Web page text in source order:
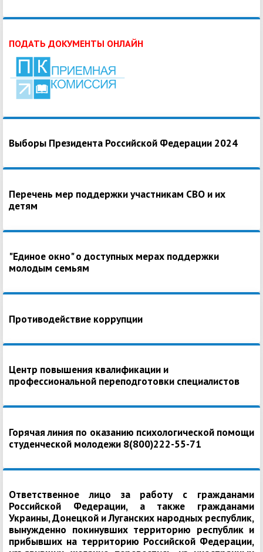
ПОДАТЬ ДОКУМЕНТЫ ОНЛАЙН
Выборы Президента Российской Федерации 2024
Перечень мер поддержки участникам СВО и их
детям
"Единое окно" о доступных мерах поддержки
молодым семьям
Противодействие коррупции
Центр повышения квалификации и
профессиональной переподготовки специалистов
Горячая линия по оказанию психологической помощи
студенческой молодежи 8(800)222-55-71
Ответственное лицо за работу с гражданами
Российской Федерации, а также гражданами
Украины, Донецкой и Луганских народных республик,
вынужденно покинувших территорию республик и
прибывших на территорию Российской Федерации,